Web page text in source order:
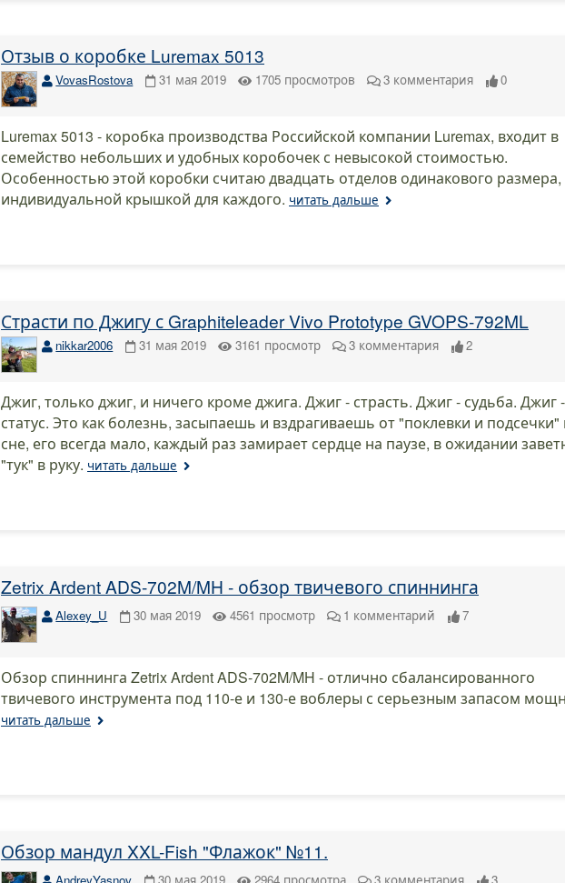
Отзыв о коробке Luremax 5013
VovasRostova 31 мая 2019 1705 просмотров 3 комментария 0
Luremax 5013 - коробка производства Российской компании Luremax, входит в
семейство небольших и удобных коробочек с невысокой стоимостью.
Особенностью этой коробки считаю двадцать отделов одинакового размера,
индивидуальной крышкой для каждого. читать дальше
Страсти по Джигу с Graphiteleader Vivo Prototype GVOPS-792ML
nikkar2006 31 мая 2019 3161 просмотр 3 комментария 2
Джиг, только джиг, и ничего кроме джига. Джиг - страсть. Джиг - судьба. Джиг -
статус. Это как болезнь, засыпаешь и вздрагиваешь от "поклевки и подсечки"
сне, его всегда мало, каждый раз замирает сердце на паузе, в ожидании
"тук" в руку. читать дальше
Zetrix Ardent ADS-702M/MH - обзор твичевого спиннинга
Alexey_U 30 мая 2019 4561 просмотр 1 комментарий 7
Обзор спиннинга Zetrix Ardent ADS-702M/MH - отлично сбалансированного
твичевого инструмента под 110-е и 130-е воблеры с серьезным запасом
читать дальше
Обзор мандул XXL-Fish "Флажок" №11.